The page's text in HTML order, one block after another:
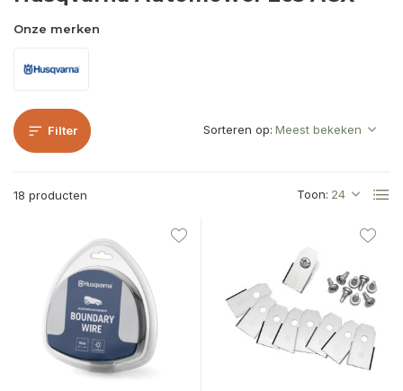
Onze merken
Filter
18 producten Toon:
Sorteren op: